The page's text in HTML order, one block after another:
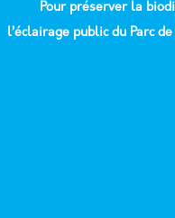
Pour préserver la
l’éclairage public du Parc